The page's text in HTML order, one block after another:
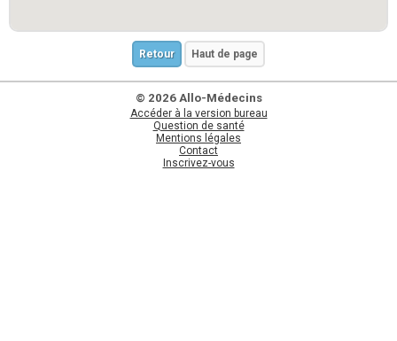
Retour Haut de page
© 2026 Allo-Médecins
Accéder à la version bureau
Question de santé
Mentions légales
Contact
Inscrivez-vous